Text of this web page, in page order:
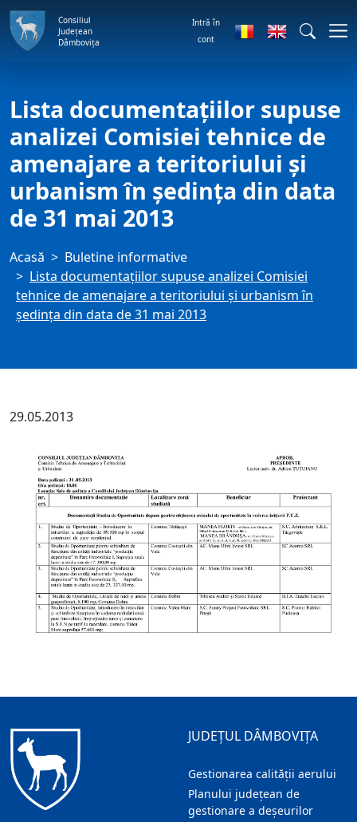
Consiliul
Județean
Dâmbovița
Intră în
cont
Lista documentațiilor supuse
analizei Comisiei tehnice de
amenajare a teritoriului și
urbanism în ședința din data
de 31 mai 2013
Acasă
Buletine informative
Lista documentațiilor supuse analizei Comisiei
tehnice de amenajare a teritoriului și urbanism în
ședința din data de 31 mai 2013
29.05.2013
JUDEȚUL DÂMBOVIȚA
Gestionarea calității aerului
Planului județean de
gestionare a deșeurilor